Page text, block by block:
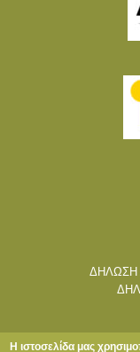
ΔΗΛΩΣΗ
Η ιστοσελίδα μας